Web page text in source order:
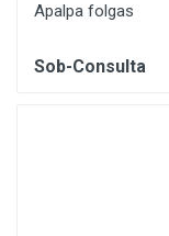
Apalpa folgas
Sob-Consulta